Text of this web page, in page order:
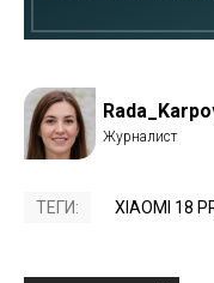
ТЕГИ: XIAOMI 18